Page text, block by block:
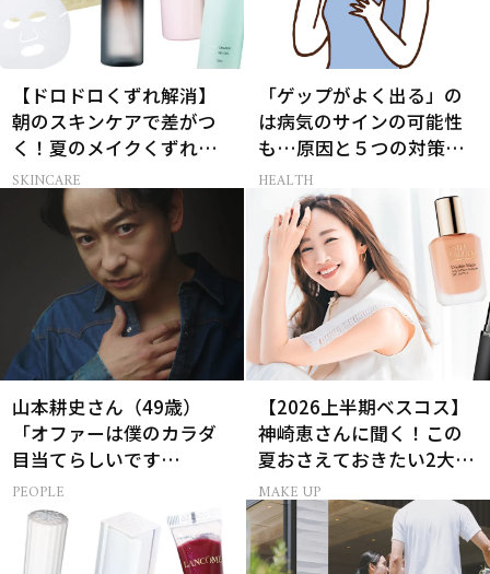
【ドロドロくずれ解消】
朝のスキンケアで差がつ
く！夏のメイクくずれ防
止術
SKINCARE
「ゲップがよく出る」の
は病気のサインの可能性
も…原因と５つの対策
【薬剤師監修】
HEALTH
山本耕史さん（49歳）
「オファーは僕のカラダ
目当てらしいです
（笑）」全編英語ミュー
ジカルへの挑戦
PEOPLE
【2026上半期ベスコス】
神崎恵さんに聞く！この
夏おさえておきたい2大メ
イクトレンド
MAKE UP